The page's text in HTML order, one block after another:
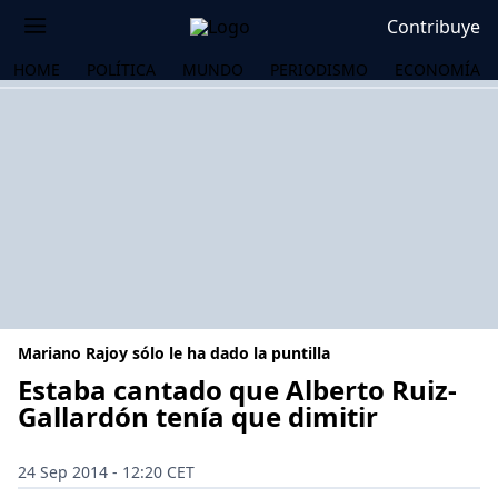
Contribuye
HOME POLÍTICA MUNDO PERIODISMO ECONOMÍA
Mariano Rajoy sólo le ha dado la puntilla
Estaba cantado que Alberto Ruiz-
Gallardón tenía que dimitir
24 Sep 2014 - 12:20 CET